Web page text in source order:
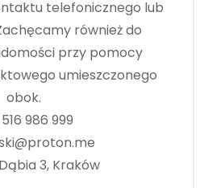
telefonicznego lub
również do
przy pomocy
umieszczonego
obok.
986 999
3, Kraków